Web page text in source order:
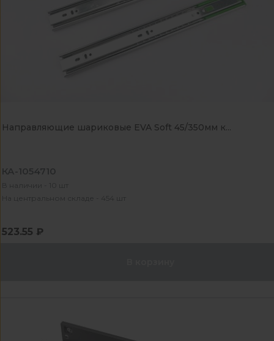
Направляющие шариковые EVA Soft 45/350мм к...
КА-1054710
В наличии - 10 шт
На центральном складе - 454 шт
523.55 ₽